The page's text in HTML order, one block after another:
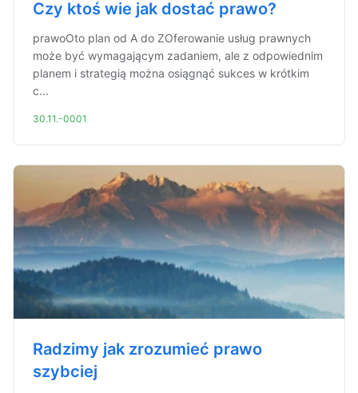
Czy ktoś wie jak dostać prawo?
prawoOto plan od A do ZOferowanie usług prawnych
może być wymagającym zadaniem, ale z odpowiednim
planem i strategią można osiągnąć sukces w krótkim
c...
30.11.-0001
Radzimy jak zrozumieć prawo
szybciej